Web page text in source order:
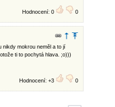
Hodnocení: 0 0
nikdy mokrou neměl a to jí
ti to pochytá hlava. ;o)))
Hodnocení: +3 0